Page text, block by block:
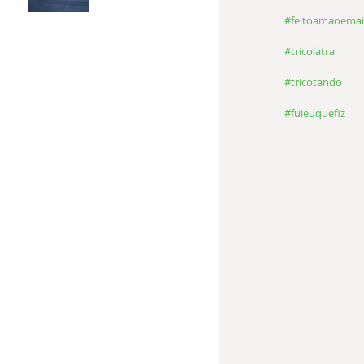
#tricolatra
#tricotando
#fuieuquefiz